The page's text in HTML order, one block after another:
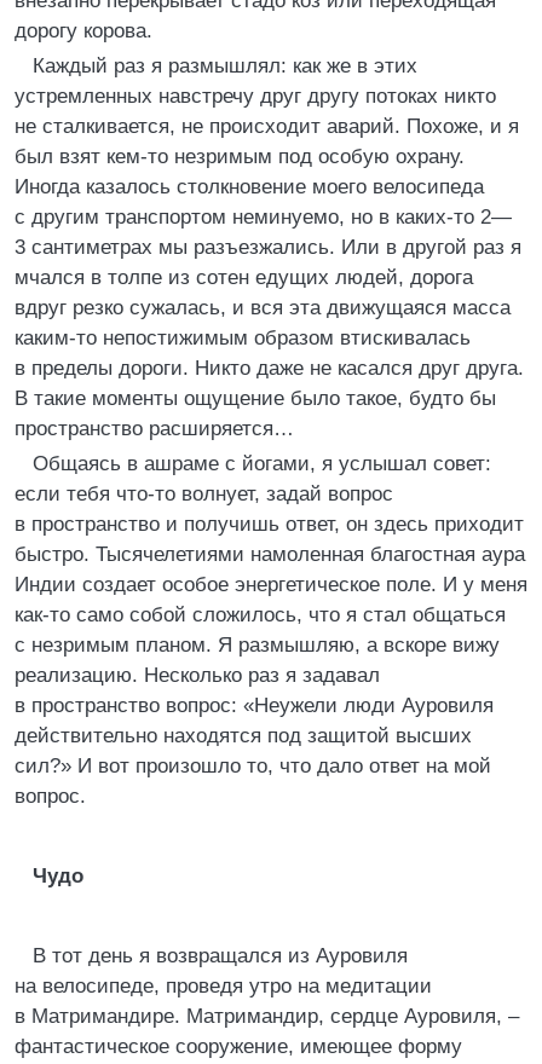
дорогу корова.
Каждый раз я размышлял: как же в этих
устремленных навстречу друг другу потоках никто
не сталкивается, не происходит аварий. Похоже, и я
был взят кем-то незримым под особую охрану.
Иногда казалось столкновение моего велосипеда
с другим транспортом неминуемо, но в каких-то 2—
3 сантиметрах мы разъезжались. Или в другой раз я
мчался в толпе из сотен едущих людей, дорога
вдруг резко сужалась, и вся эта движущаяся масса
каким-то непостижимым образом втискивалась
в пределы дороги. Никто даже не касался друг друга.
В такие моменты ощущение было такое, будто бы
пространство расширяется…
Общаясь в ашраме с йогами, я услышал совет:
если тебя что-то волнует, задай вопрос
в пространство и получишь ответ, он здесь приходит
быстро. Тысячелетиями намоленная благостная аура
Индии создает особое энергетическое поле. И у меня
как-то само собой сложилось, что я стал общаться
с незримым планом. Я размышляю, а вскоре вижу
реализацию. Несколько раз я задавал
в пространство вопрос: «Неужели люди Ауровиля
действительно находятся под защитой высших
сил?» И вот произошло то, что дало ответ на мой
вопрос.
Чудо
В тот день я возвращался из Ауровиля
на велосипеде, проведя утро на медитации
в Матримандире. Матримандир, сердце Ауровиля, –
фантастическое сооружение, имеющее форму